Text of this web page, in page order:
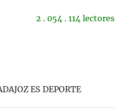
2 . 054 . 114 lectores
ES DEPORTE